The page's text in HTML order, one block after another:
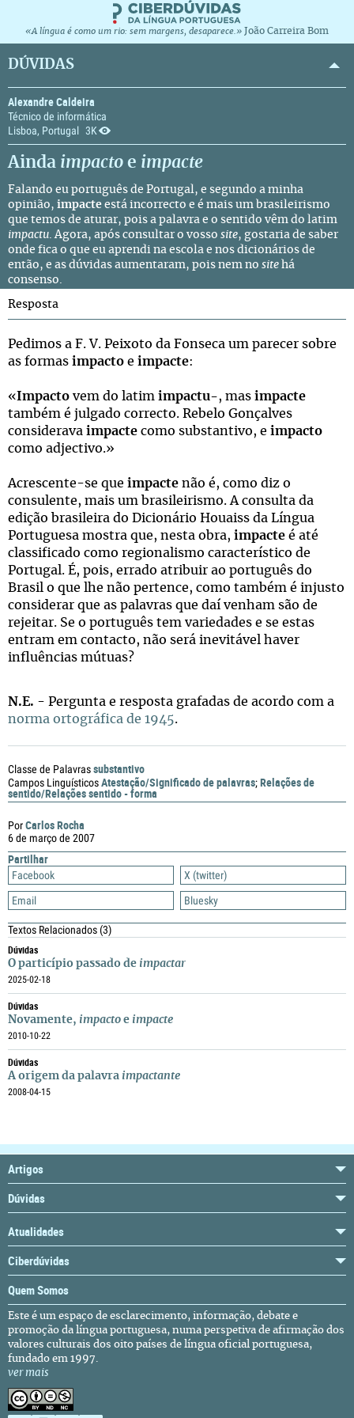
«A língua é como um rio: sem margens, desaparece.» João Carreira Bom
DÚVIDAS
Alexandre Caldeira
Técnico de informática
Lisboa, Portugal 3K
Ainda impacto e impacte
Falando eu português de Portugal, e segundo a minha
opinião, impacte está incorrecto e é mais um brasileirismo
que temos de aturar, pois a palavra e o sentido vêm do latim
impactu. Agora, após consultar o vosso site, gostaria de saber
onde fica o que eu aprendi na escola e nos dicionários de
então, e as dúvidas aumentaram, pois nem no site há
consenso.
PorCarlos Rocha
6 de março de 2007
Partilhar
Facebook
X (twitter)
Email
Bluesky
Textos Relacionados(3)
Dúvidas
O particípio passado de impactar
2025-02-18
Dúvidas
Novamente, impacto e impacte
2010-10-22
Dúvidas
A origem da palavra impactante
2008-04-15
Resposta
Pedimos a F. V. Peixoto da Fonseca um parecer sobre
as formas impacto e impacte:
«Impacto vem do latim impactu-, mas impacte
também é julgado correcto. Rebelo Gonçalves
considerava impacte como substantivo, e impacto
como adjectivo.»
Acrescente-se que impacte não é, como diz o
consulente, mais um brasileirismo. A consulta da
edição brasileira do Dicionário Houaiss da Língua
Portuguesa mostra que, nesta obra, impacte é até
classificado como regionalismo característico de
Portugal. É, pois, errado atribuir ao português do
Brasil o que lhe não pertence, como também é injusto
considerar que as palavras que daí venham são de
rejeitar. Se o português tem variedades e se estas
entram em contacto, não será inevitável haver
influências mútuas?
N.E. - Pergunta e resposta grafadas de acordo com a
norma ortográfica de 1945.
Classe de Palavrassubstantivo
Campos LinguísticosAtestação/Significado de palavras;Relações de
sentido/Relações sentido - forma
Artigos
Dúvidas
Atualidades
Ciberdúvidas
Quem Somos
Este é um espaço de esclarecimento, informação, debate e
promoção da língua portuguesa, numa perspetiva de afirmação dos
valores culturais dos oito países de língua oficial portuguesa,
fundado em 1997.
ver mais